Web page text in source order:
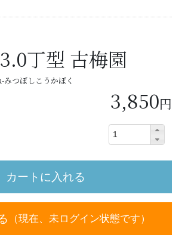
丁型 古梅園
つぼしこうかぼく
3,850円
（現在、未ログイン状態です）